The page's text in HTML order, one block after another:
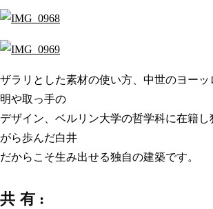
ザラリとした素材の使い方、中世のヨー
明や取っ手の
デザイン、ベルリン大学の哲学科に在籍
がら歩んだ白井
だからこそ生み出せる独自の建築です。
共有: